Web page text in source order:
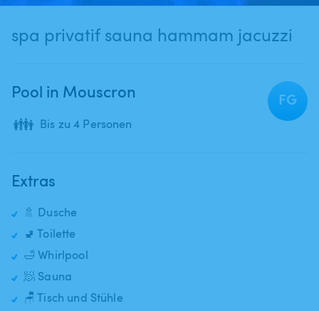
spa privatif sauna hammam jacuzzi
Pool in Mouscron
👪 Bis zu 4 Personen
FG
Extras
🚿 Dusche
🚽 Toilette
🛁 Whirlpool
🧖 Sauna
🪑 Tisch und Stühle